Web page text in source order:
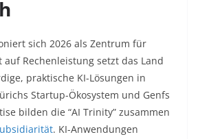
sich 2026 als Zentrum für
auf Rechenleistung setzt das Land
praktische KI-Lösungen in
Startup-Ökosystem und Genfs
bilden die “AI Trinity” zusammen
. KI-Anwendungen